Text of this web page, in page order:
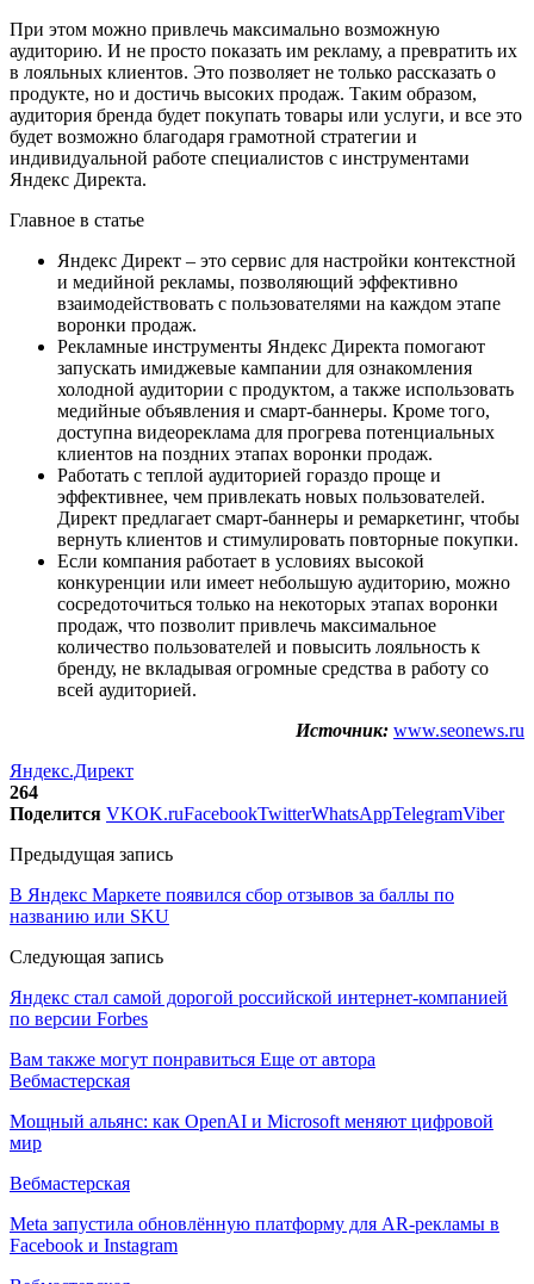
При этом можно привлечь максимально возможную
аудиторию. И не просто показать им рекламу, а превратить их
в лояльных клиентов. Это позволяет не только рассказать о
продукте, но и достичь высоких продаж. Таким образом,
аудитория бренда будет покупать товары или услуги, и все это
будет возможно благодаря грамотной стратегии и
индивидуальной работе специалистов с инструментами
Яндекс Директа.
Главное в статье
Яндекс Директ – это сервис для настройки контекстной
и медийной рекламы, позволяющий эффективно
взаимодействовать с пользователями на каждом этапе
воронки продаж.
Рекламные инструменты Яндекс Директа помогают
запускать имиджевые кампании для ознакомления
холодной аудитории с продуктом, а также использовать
медийные объявления и смарт-баннеры. Кроме того,
доступна видеореклама для прогрева потенциальных
клиентов на поздних этапах воронки продаж.
Работать с теплой аудиторией гораздо проще и
эффективнее, чем привлекать новых пользователей.
Директ предлагает смарт-баннеры и ремаркетинг, чтобы
вернуть клиентов и стимулировать повторные покупки.
Если компания работает в условиях высокой
конкуренции или имеет небольшую аудиторию, можно
сосредоточиться только на некоторых этапах воронки
продаж, что позволит привлечь максимальное
количество пользователей и повысить лояльность к
бренду, не вкладывая огромные средства в работу со
всей аудиторией.
Источник: www.seonews.ru
Яндекс.Директ
264
Поделится VKOK.ruFacebookTwitterWhatsAppTelegramViber
Предыдущая запись
В Яндекс Маркете появился сбор отзывов за баллы по
названию или SKU
Следующая запись
Яндекс стал самой дорогой российской интернет-компанией
по версии Forbes
Вам также могут понравиться Еще от автора
Вебмастерская
Мощный альянс: как OpenAI и Microsoft меняют цифровой
мир
Вебмастерская
Meta запустила обновлённую платформу для AR-рекламы в
Facebook и Instagram